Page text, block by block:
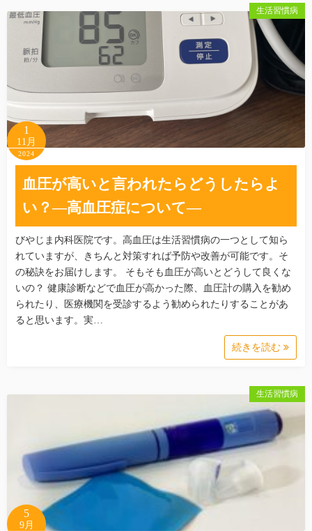
生活習慣病
1
11月
2024
血圧が高いと言われたらどうしたらよ
い？―高血圧症について―
びやじま内科医院です。高血圧は生活習慣病の一つとして知ら
れていますが、きちんと対策すれば予防や改善が可能です。そ
の秘訣をお届けします。 そもそも血圧が高いとどうして良くな
いの？ 健康診断などで血圧が高かった際、血圧計の購入を勧め
られたり、医療機関を受診するよう勧められたりすることがあ
ると思います。実…
続きを読む
生活習慣病
5
9月